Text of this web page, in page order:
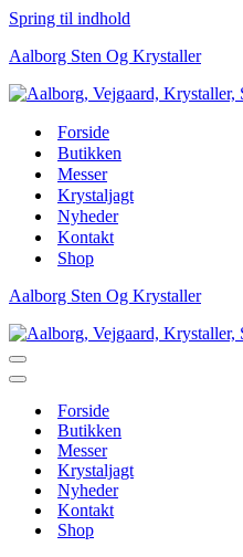
Spring til indhold
Aalborg Sten Og Krystaller
Forside
Butikken
Messer
Krystaljagt
Nyheder
Kontakt
Shop
Aalborg Sten Og Krystaller
Navigation
menu
Navigation
Forside
Butikken
Messer
Krystaljagt
Nyheder
Kontakt
Shop